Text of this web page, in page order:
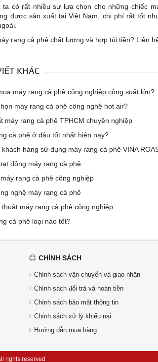
ta có rất nhiều sự lựa chọn cho những chiếc
được sản xuất tại Việt Nam, chi phí rất tốt
rang cà phê chất lượng và hợp túi tiền? Liên
KHÁC
máy rang cà phê công nghiệp công suất lớn?
máy rang cà phê công nghệ hot air?
máy rang cà phê TPHCM chuyên nghiệp
cà phê ở đâu tốt nhất hiện nay?
hàng sử dụng máy rang cà phê VINA
động máy rang cà phê
rang cà phê công nghiệp
nghệ máy rang cà phê
máy rang cà phê công nghiệp
cà phê loại nào tốt?
CHÍNH SÁCH
Chính sách vận chuyển và giao nhận
Chính sách đổi trả và hoàn tiền
Chính sách bảo mật thông tin
Chính sách xử lý khiếu nại
Hướng dẫn mua hàng
rights reserved